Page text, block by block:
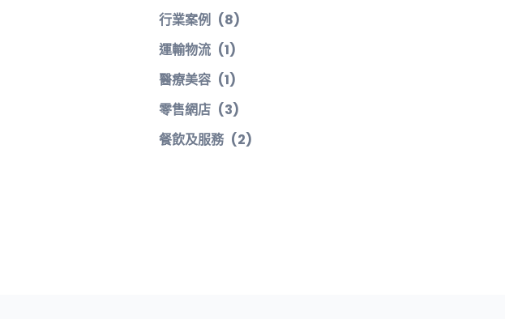
行業案例 (8)
運輸物流 (1)
醫療美容 (1)
零售網店 (3)
餐飲及服務 (2)